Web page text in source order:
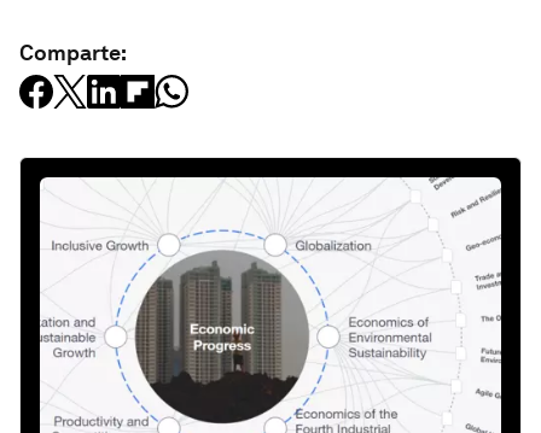
Comparte: